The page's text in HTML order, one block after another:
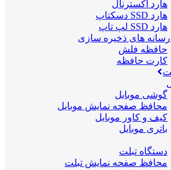
هارد اکسترنال
هارد SSD دسکتاپ
هارد SSD لپ تاپ
رسانه های ذخیره سازی
حافظه فلش
کارت حافظه
گوشی موبایل
محافظ صفحه نمایش موبایل
کیف و کاور موبایل
باتری موبایل
دستگاه تبلت
محافظ صفحه نمایش تبلت